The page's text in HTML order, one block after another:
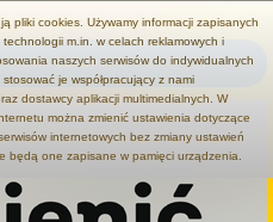
pliki cookies. Używamy informacji zapisanych
m.in. w celach reklamowych i
naszych serwisów do indywidualnych
je współpracujący z nami
dostawcy aplikacji multimedialnych. W
można zmienić ustawienia dotyczące
internetowych bez zmiany ustawień
będą one zapisane w pamięci urządzenia.